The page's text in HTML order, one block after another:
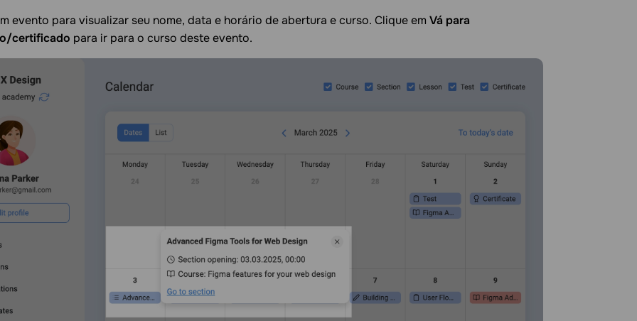
evento para visualizar seu nome, data e horário de abertura e curso. Clique em Vá para
certificado para ir para o curso deste evento.